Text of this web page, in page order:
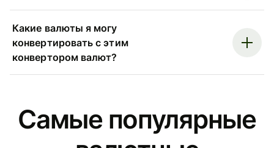
Какие валюты я могу
конвертировать с этим
конвертором валют?
Самые популярные